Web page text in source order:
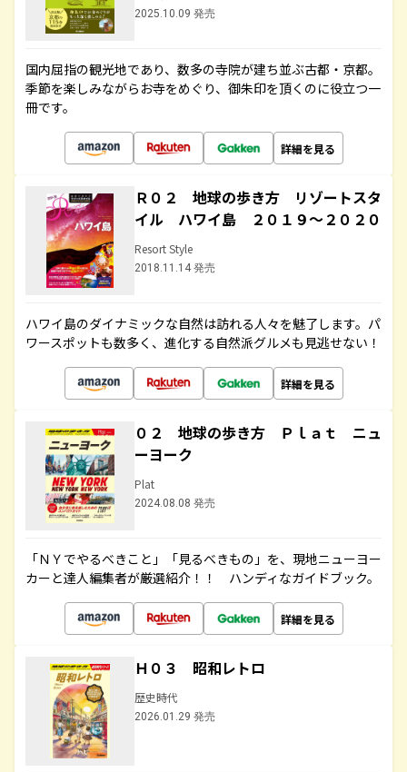
2025.10.09 発売
国内屈指の観光地であり、数多の寺院が建ち並ぶ古都・京都。
季節を楽しみながらお寺をめぐり、御朱印を頂くのに役立つ一
冊です。
詳細を見る
Ｒ０２ 地球の歩き方 リゾートスタ
イル ハワイ島 ２０１９～２０２０
Resort Style
2018.11.14 発売
ハワイ島のダイナミックな自然は訪れる人々を魅了します。パ
ワースポットも数多く、進化する自然派グルメも見逃せない！
詳細を見る
０２ 地球の歩き方 Ｐｌａｔ ニュ
ーヨーク
Plat
2024.08.08 発売
「ＮＹでやるべきこと」「見るべきもの」を、現地ニューヨー
カーと達人編集者が厳選紹介！！ ハンディなガイドブック。
詳細を見る
Ｈ０３ 昭和レトロ
歴史時代
2026.01.29 発売